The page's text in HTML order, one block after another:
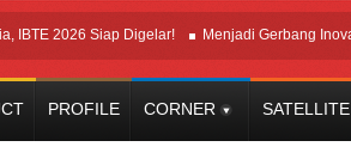
2026 Siap Digelar! Menjadi Gerbang Inovasi
PROFILE CORNER SATELLITE